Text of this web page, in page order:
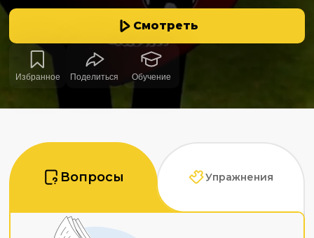
Смотреть
Избранное Поделиться Обучение
Вопросы Упражнения